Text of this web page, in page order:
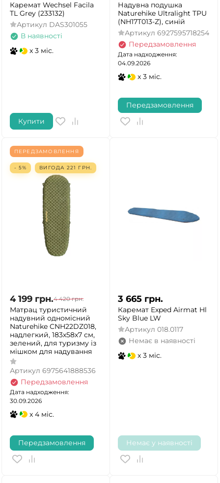
Каремат Wechsel Facila
TL Grey (233132)
Артикул DAS301055
В наявності
x 3 міс.
Купити
Надувна подушка
Naturehike Ultralight TPU
(NH17T013-Z), синій
Артикул 6927595718254
Передзамовлення
Дата надходження:
04.09.2026
x 3 міс.
Передзамовлення
ПЕРЕДЗАМОВЛЕННЯ
- 5% ВИГОДА 221 ГРН.
4 199 грн.4 420 грн.
Матрац туристичний
надувний одномісний
Naturehike CNH22DZ018,
надлегкий, 183х58х7 см,
зелений, для туризму із
мішком для надування
Артикул 6975641888536
Передзамовлення
Дата надходження:
30.09.2026
x 4 міс.
Передзамовлення
3 665 грн.
Каремат Exped Airmat Hl
Sky Blue LW
Артикул 018.0117
Немає в наявності
x 3 міс.
Немає у наявності